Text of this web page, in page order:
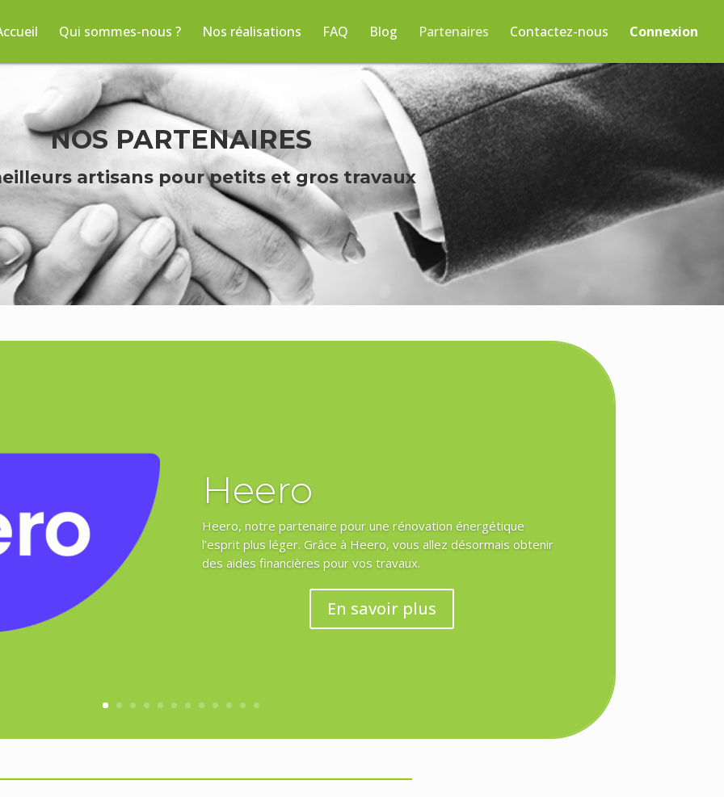
Qui sommes-nous ? Nos réalisations FAQ Blog Partenaires Contactez-nous Connexion
NOS PARTENAIRES
artisans pour petits et gros travaux
Heero
Heero, notre partenaire pour une rénovation énergétique
l’esprit plus léger. Grâce à Heero, vous allez désormais obtenir
des aides financières pour vos travaux.
En savoir plus